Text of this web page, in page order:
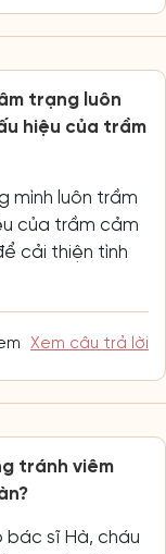
trạng luôn
hiệu của trầm
mình luôn trầm
của trầm cảm
cải thiện tình
Xem câu trả lời
tránh viêm
bác sĩ Hà, cháu